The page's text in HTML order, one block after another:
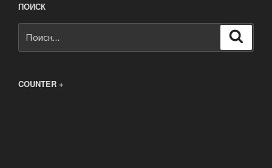
ПОИСК
COUNTER +